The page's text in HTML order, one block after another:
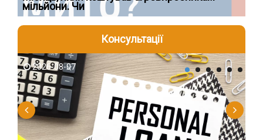
мільйони. Чи
Консультації
2026-08-07